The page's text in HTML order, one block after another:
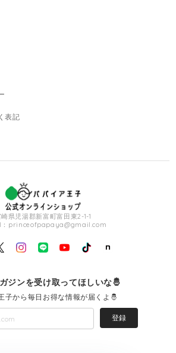
表記
崎県児湯郡新富町富田東2-1-1
princeofpapaya@gmail.com
ジンを受け取ってほしいな🤴
子から毎日お得な情報が届くよ🤴
登録